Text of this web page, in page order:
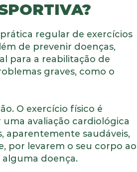
regular de exercícios
de prevenir doenças,
para a reabilitação de
graves, como o
O exercício físico é
avaliação cardiológica
aparentemente saudáveis,
por levarem o seu corpo ao
alguma doença.